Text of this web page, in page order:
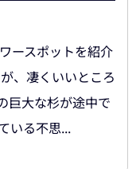
ースポットを紹介
、凄くいいところ
巨大な杉が途中で
いる不思...